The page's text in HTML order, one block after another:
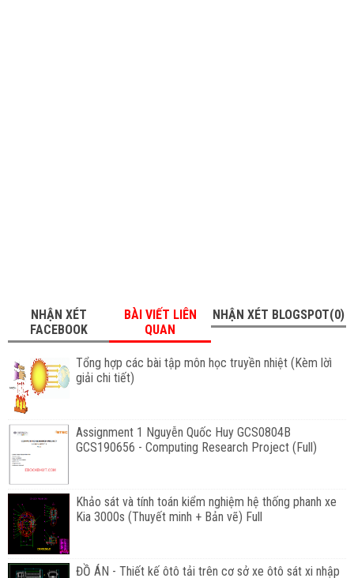
NHẬN XÉT
FACEBOOK
BÀI VIẾT LIÊN
QUAN
NHẬN XÉT BLOGSPOT(0)
Tổng hợp các bài tập môn học truyền nhiệt (Kèm lờì
giải chi tiết)
Assignment 1 Nguyễn Quốc Huy GCS0804B
GCS190656 - Computing Research Project (Full)
Khảo sát và tính toán kiểm nghiệm hệ thống phanh xe
Kia 3000s (Thuyết minh + Bản vẽ) Full
ĐỒ ÁN - Thiết kế ôtô tải trên cơ sở xe ôtô sát xi nhập